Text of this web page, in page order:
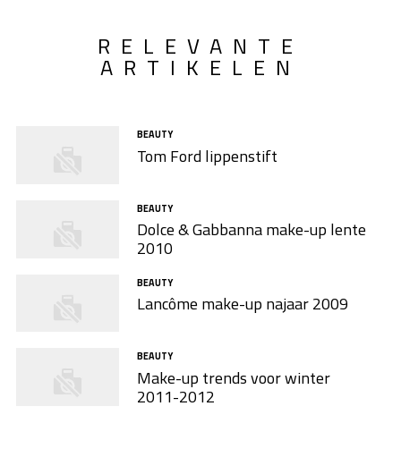
RELEVANTE
ARTIKELEN
BEAUTY
Tom Ford lippenstift
BEAUTY
Dolce & Gabbanna make-up lente
2010
BEAUTY
Lancôme make-up najaar 2009
BEAUTY
Make-up trends voor winter
2011-2012